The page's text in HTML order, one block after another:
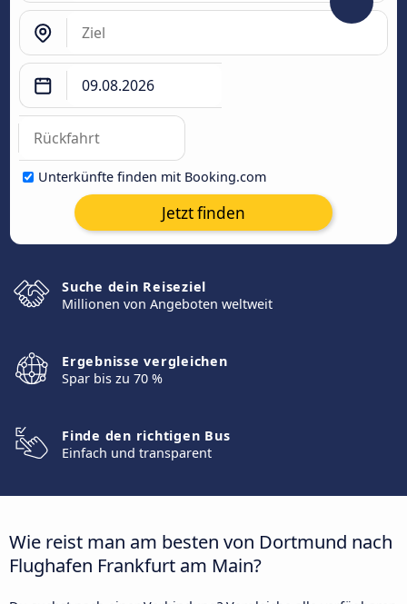
Unterkünfte finden mit Booking.com
Jetzt finden
Suche dein Reiseziel
Millionen von Angeboten weltweit
Ergebnisse vergleichen
Spar bis zu 70 %
Finde den richtigen Bus
Einfach und transparent
Wie reist man am besten von Dortmund nach
Flughafen Frankfurt am Main?